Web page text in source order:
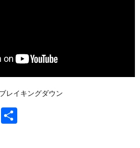
レイキングダウン
F